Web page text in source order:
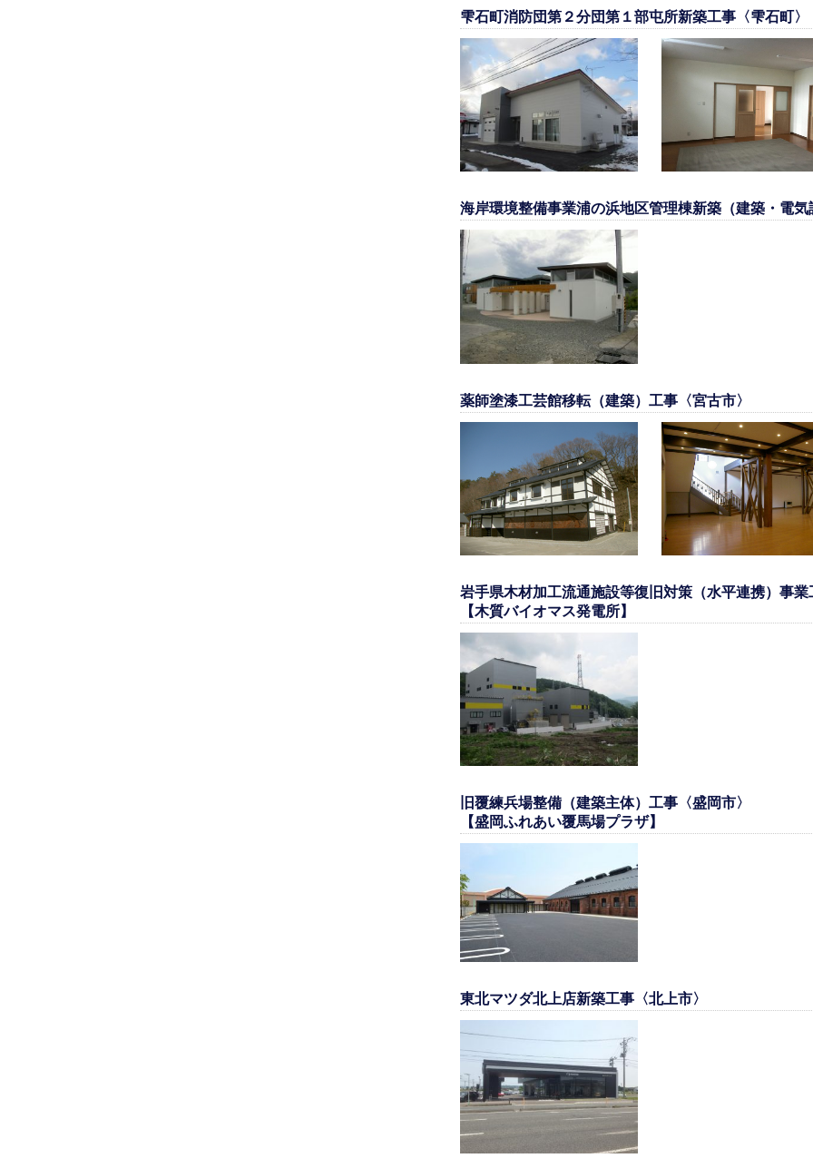
雫石町消防団第２分団第１部屯所新築工事〈雫石町〉
海岸環境整備事業浦の浜地区管理棟新築（建築・電
薬師塗漆工芸館移転（建築）工事〈宮古市〉
岩手県木材加工流通施設等復旧対策（水平連携）事
【木質バイオマス発電所】
旧覆練兵場整備（建築主体）工事〈盛岡市〉
【盛岡ふれあい覆馬場プラザ】
東北マツダ北上店新築工事〈北上市〉